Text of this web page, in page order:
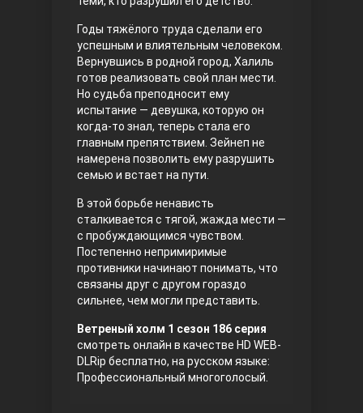
Любовь напрокат
Три сестры
Годы тяжёлого труда сделали его
успешным и влиятельным человеком.
Вернувшись в родной город, Халиль
готов реализовать свой план мести.
Но судьба преподносит ему
испытание — девушка, которую он
когда-то знал, теперь стала его
главным препятствием. Зейнеп не
намерена позволить ему разрушить
семью и встает на пути.
В этой борьбе ненависть
сталкивается с тягой, жажда мести —
с пробуждающимся чувством.
Постепенно непримиримые
противники начинают понимать, что
связаны друг с другом гораздо
сильнее, чем могли представить.
Ветреный холм 1 сезон 186 серия
смотреть онлайн в качестве HD WEB-
DLRip бесплатно, на русском языке:
Профессиональный многоголосый.